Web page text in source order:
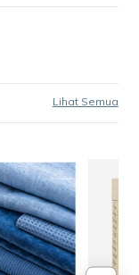
Lihat Semua